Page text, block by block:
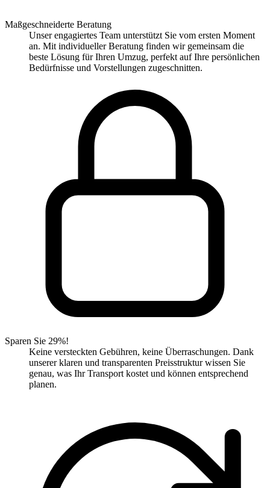
Maßgeschneiderte Beratung
Unser engagiertes Team unterstützt Sie vom ersten Moment
an. Mit individueller Beratung finden wir gemeinsam die
beste Lösung für Ihren Umzug, perfekt auf Ihre persönlichen
Bedürfnisse und Vorstellungen zugeschnitten.
Sparen Sie 29%!
Keine versteckten Gebühren, keine Überraschungen. Dank
unserer klaren und transparenten Preisstruktur wissen Sie
genau, was Ihr Transport kostet und können entsprechend
planen.